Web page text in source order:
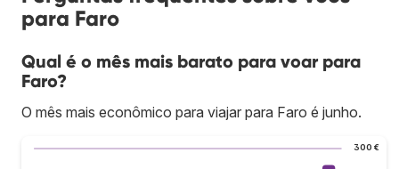
para Faro
Qual é o mês mais barato para voar para
Faro?
O mês mais econômico para viajar para Faro é junho.
300 €